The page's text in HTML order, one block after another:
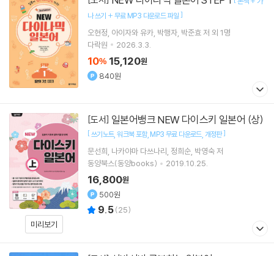
나 쓰기 + 무료 MP3 다운로드 파일 ]
오현정 아이자와 유카 박행자 박준효저 외 1명
다락원
2026.3.3.
10% 15,120원
840원
미리보기
[도서] 일본어뱅크 NEW 다이스키 일본어 (상)
[쓰기노트 워크북 포함 MP3 무료 다운로드 개정판]
문선희 나카야마 다쓰나리 정희순 박영숙저
동양북스(동양books)
2019.10.25.
16,800원
500원
9.5(25)